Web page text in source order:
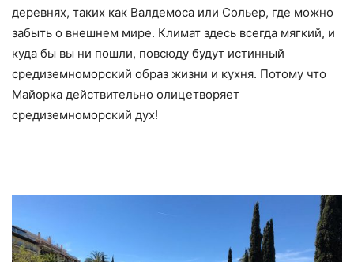
деревнях, таких как Валдемоса или Сольер, где можно
забыть о внешнем мире. Климат здесь всегда мягкий, и
куда бы вы ни пошли, повсюду будут истинный
средиземноморский образ жизни и кухня. Потому что
Майорка действительно олицетворяет
средиземноморский дух!